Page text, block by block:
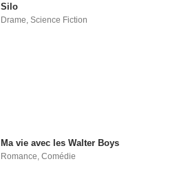
Silo
Drame ,Science Fiction
Ma vie avec les Walter Boys
Romance,Comédie